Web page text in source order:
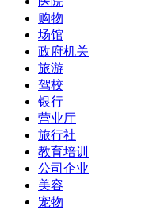
购物
场馆
政府机关
旅游
驾校
银行
营业厅
旅行社
教育培训
公司企业
美容
宠物